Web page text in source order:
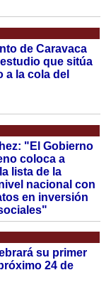
de Caravaca
que sitúa
a la cola del
"El Gobierno
coloca a
lista de la
nacional con
en inversión
su primer
24 de